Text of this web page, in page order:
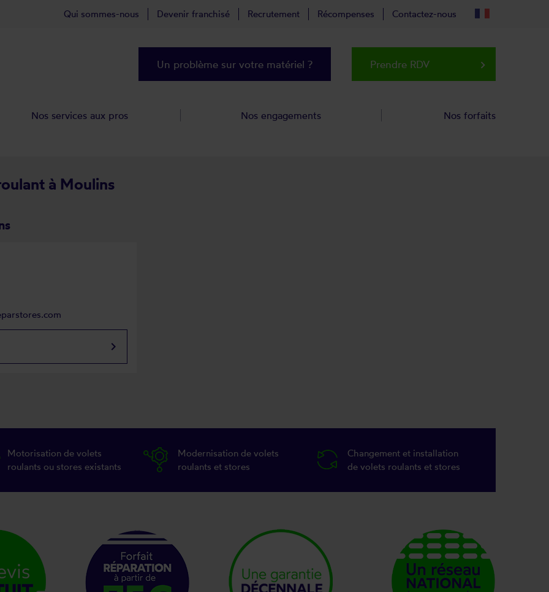
à Moulins
keyboard_arrow_right
Motorisation de volets
roulants ou stores existants
Modernisation de volets
roulants et stores
Changement et installation
de volets roulants et stores
Qui sommes-nous Devenir franchisé Recrutement Récompenses Contactez-nous
Un problème sur votre matériel ? Prendre RDV keyboard_arrow_right
Nos services aux pros Nos engagements Nos forfaits